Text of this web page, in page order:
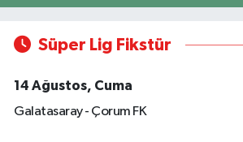
Süper Lig Fikstür
14 Ağustos, Cuma
Galatasaray - Çorum FK